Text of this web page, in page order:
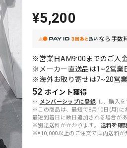
¥5,200
なら 手数
※営業日AM9:00までのご入
※メーカー直送品は1~2営業
※海外お取り寄せは7~20営業
52 ポイント獲得
※ メンバーシップに登録 し、購入を
※この商品は、最短で8月10日(月)に
最短到着日に数日追加される場合があ
※別途送料がかかります。
送料を確
※¥10,000以上のご注文で国内送料が